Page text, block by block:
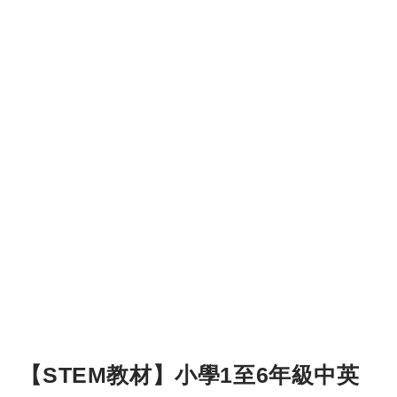
【STEM教材】小學1至6年級中英